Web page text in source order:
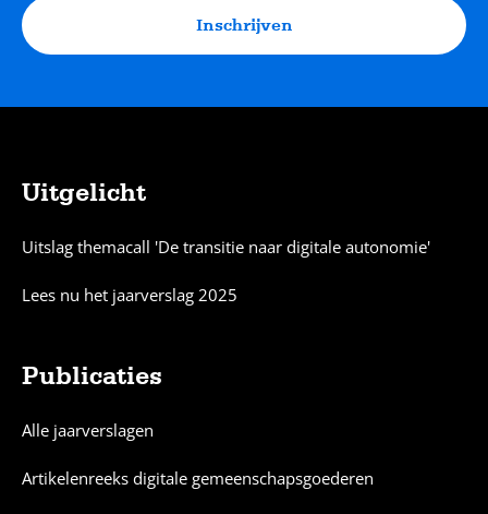
Inschrijven
Uitgelicht
Uitslag themacall 'De transitie naar digitale autonomie'
Lees nu het jaarverslag 2025
Publicaties
Alle jaarverslagen
Artikelenreeks digitale gemeenschapsgoederen